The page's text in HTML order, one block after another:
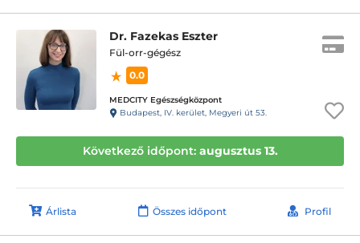
Dr. Fazekas Eszter
Fül-orr-gégész
0.0
MEDCITY Egészségközpont
Budapest, IV. kerület, Megyeri út 53.
Következő időpont: augusztus 13.
Árlista Összes időpont Profil